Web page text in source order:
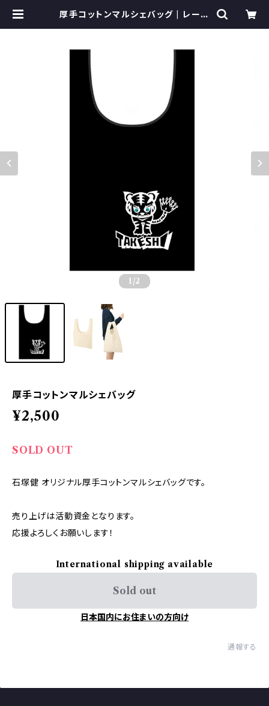
厚手コットンマルシェバッグ | レーシ
1 /2
厚手コットンマルシェバッグ
¥2,500
SOLD OUT
石塚健 オリジナル厚手コットンマルシェバッグです。
売り上げは活動資金となります。
応援よろしくお願いします！
International shipping available
Sold out
日本国内にお住まいの方向け
通報する